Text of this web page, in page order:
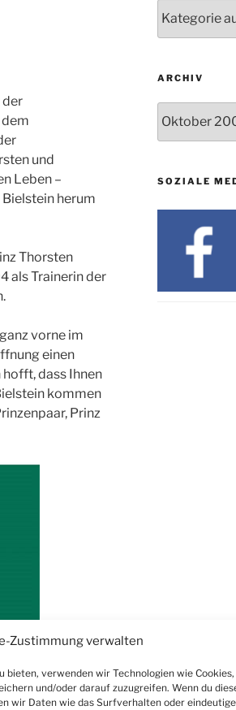
Zustimmung verwalten
bieten, verwenden wir Technologien wie Cookies,
und/oder darauf zuzugreifen. Wenn du
wir Daten wie das Surfverhalten oder eindeutige
der
und
Leben –
herum
Thorsten
als Trainerin der
vorne im
einen
dass Ihnen
kommen
Prinz
10.12.
ARCHIV
SOZIALE